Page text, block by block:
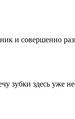
и совершенно
здесь уже